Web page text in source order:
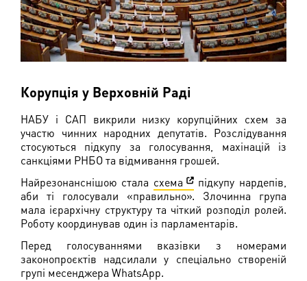
Корупція у Верховній Раді
НАБУ і САП викрили низку корупційних схем за
участю чинних народних депутатів. Розслідування
стосуються підкупу за голосування, махінацій із
санкціями РНБО та відмивання грошей.
Найрезонанснішою стала схема
підкупу нардепів,
аби ті голосували «правильно». Злочинна група
мала ієрархічну структуру та чіткий розподіл ролей.
Роботу координував один із парламентарів.
Перед голосуваннями вказівки з номерами
законопроєктів надсилали у спеціально створеній
групі месенджера WhatsApp.